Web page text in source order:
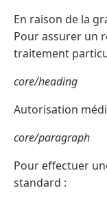
En raison de la
Pour assurer un
traitement
core/heading
Autorisation
core/paragraph
Pour effectuer
standard :